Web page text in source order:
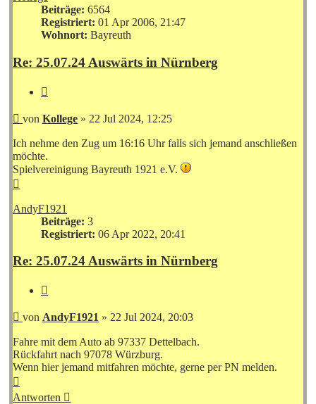
Beiträge: 6564
Registriert: 01 Apr 2006, 21:47
Wohnort: Bayreuth
Re: 25.07.24 Auswärts in Nürnberg
Beitrag
von Kollege » 22 Jul 2024, 12:25
Ich nehme den Zug um 16:16 Uhr falls sich jemand anschließen
möchte.
Spielvereinigung Bayreuth 1921 e.V.
AndyF1921
Beiträge: 3
Registriert: 06 Apr 2022, 20:41
Re: 25.07.24 Auswärts in Nürnberg
Beitrag
von AndyF1921 » 22 Jul 2024, 20:03
Fahre mit dem Auto ab 97337 Dettelbach.
Rückfahrt nach 97078 Würzburg.
Wenn hier jemand mitfahren möchte, gerne per PN melden.
oben
Antworten